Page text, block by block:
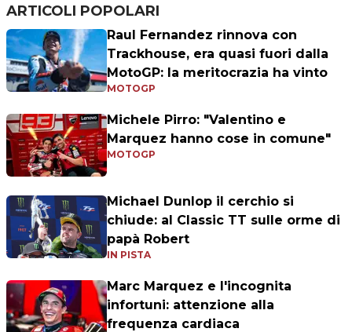
ARTICOLI POPOLARI
Raul Fernandez rinnova con
Trackhouse, era quasi fuori dalla
MotoGP: la meritocrazia ha vinto
MOTOGP
Michele Pirro: "Valentino e
Marquez hanno cose in comune"
MOTOGP
Michael Dunlop il cerchio si
chiude: al Classic TT sulle orme di
papà Robert
IN PISTA
Marc Marquez e l'incognita
infortuni: attenzione alla
frequenza cardiaca